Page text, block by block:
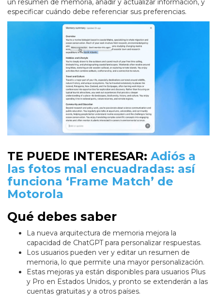
un resumen de memoria, añadir y actualizar información, y
especificar cuándo debe referenciar sus preferencias.
TE PUEDE INTERESAR: Adiós a
las fotos mal encuadradas: así
funciona ‘Frame Match’ de
Motorola
Qué debes saber
La nueva arquitectura de memoria mejora la
capacidad de ChatGPT para personalizar respuestas.
Los usuarios pueden ver y editar un resumen de
memoria, lo que permite una mayor personalización.
Estas mejoras ya están disponibles para usuarios Plus
y Pro en Estados Unidos, y pronto se extenderán a las
cuentas gratuitas y a otros países.